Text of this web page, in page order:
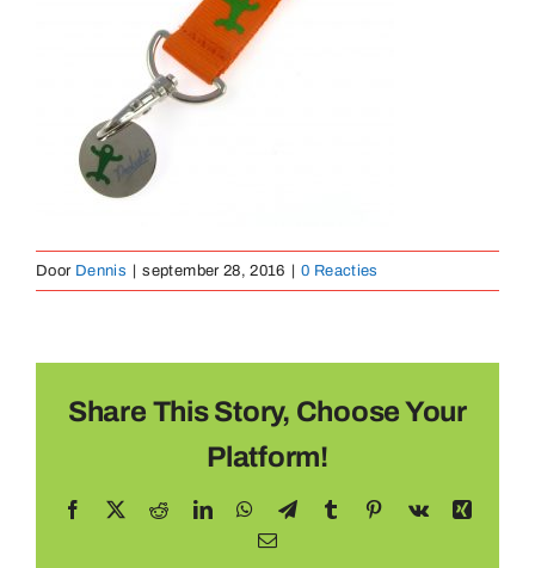
Magnete
Kontakt
Door Dennis | september 28, 2016 | 0 Reacties
Share This Story, Choose Your
Platform!
Facebook RedditLinkedInWhatsApp
TelegramTumblr Pinterest
Vk
Xing
E-